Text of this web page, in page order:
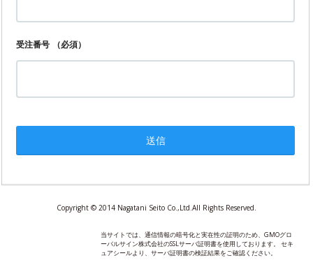
受注番号 （必須）
Copyright © 2014 Nagatani Seito Co.,Ltd.All Rights Reserved.
当サイトでは、通信情報の暗号化と実在性の証明のため、GMOグロ
ーバルサイン株式会社のSSLサーバ証明書を使用しております。 セキ
ュアシールより、サーバ証明書の検証結果をご確認ください。